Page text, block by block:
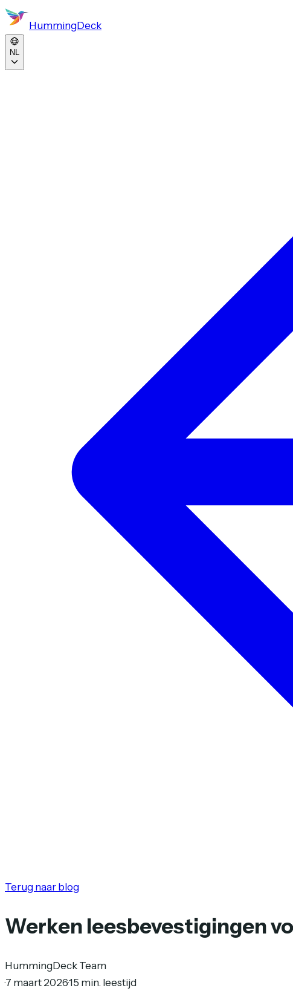
HummingDeck
NL
Terug naar blog
Werken leesbevestigingen
HummingDeck Team
·7 maart 2026·15 min. leestijd